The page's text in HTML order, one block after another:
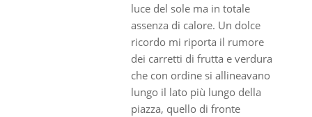
luce del sole ma in totale
assenza di calore. Un dolce
ricordo mi riporta il rumore
dei carretti di frutta e verdura
che con ordine si allineavano
lungo il lato più lungo della
piazza, quello di fronte